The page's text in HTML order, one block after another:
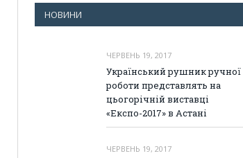
НОВИНИ
ЧЕРВЕНЬ 19, 2017
Український рушник ручної
роботи представлять на
цьогорічній виставці
«Експо-2017» в Астані
ЧЕРВЕНЬ 19, 2017